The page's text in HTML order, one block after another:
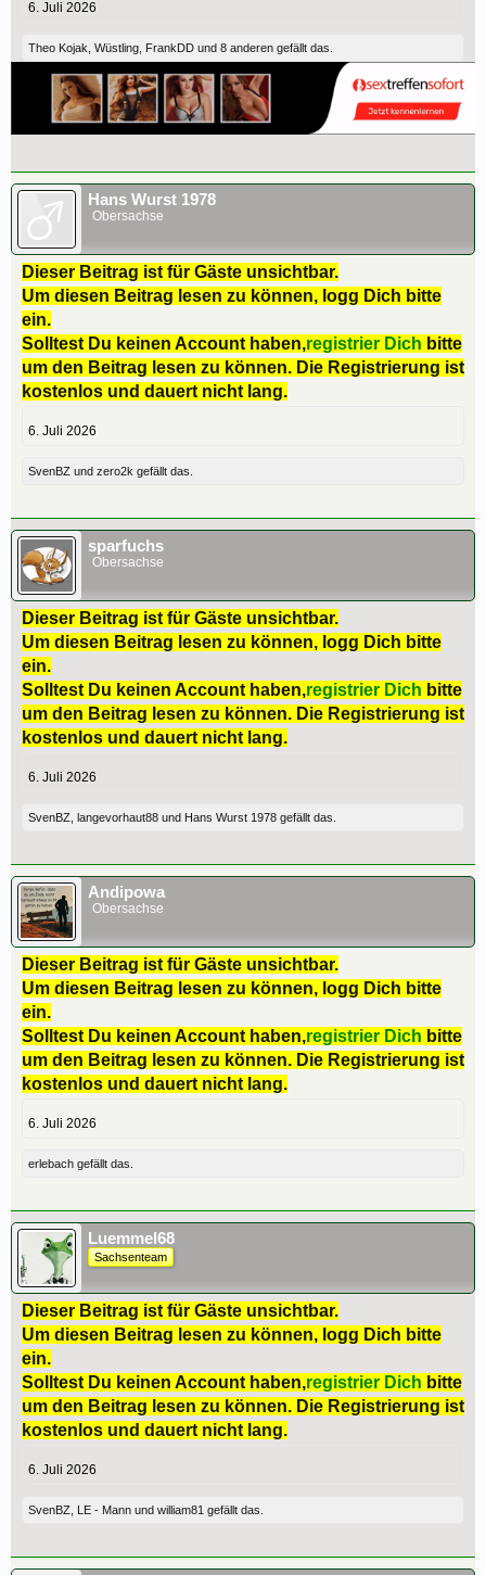
6. Juli 2026
Theo Kojak Wüstling FrankDD und 8 anderen gefällt das.
Hans Wurst 1978
Obersachse
Dieser Beitrag ist für Gäste unsichtbar.
Um diesen Beitrag lesen zu können, logg Dich bitte
ein.
Solltest Du keinen Account haben,registrier Dich bitte
um den Beitrag lesen zu können. Die Registrierung ist
kostenlos und dauert nicht lang.
6. Juli 2026
SvenBZ und zero2k gefällt das.
sparfuchs
Obersachse
Dieser Beitrag ist für Gäste unsichtbar.
Um diesen Beitrag lesen zu können, logg Dich bitte
ein.
Solltest Du keinen Account haben,registrier Dich bitte
um den Beitrag lesen zu können. Die Registrierung ist
kostenlos und dauert nicht lang.
6. Juli 2026
SvenBZ, langevorhaut88 und Hans Wurst 1978 gefällt das.
Andipowa
Obersachse
Dieser Beitrag ist für Gäste unsichtbar.
Um diesen Beitrag lesen zu können, logg Dich bitte
ein.
Solltest Du keinen Account haben,registrier Dich bitte
um den Beitrag lesen zu können. Die Registrierung ist
kostenlos und dauert nicht lang.
6. Juli 2026
erlebach gefällt das.
Luemmel68
Sachsenteam
Dieser Beitrag ist für Gäste unsichtbar.
Um diesen Beitrag lesen zu können, logg Dich bitte
ein.
Solltest Du keinen Account haben,registrier Dich bitte
um den Beitrag lesen zu können. Die Registrierung ist
kostenlos und dauert nicht lang.
6. Juli 2026
SvenBZ, LE - Mann und william81 gefällt das.